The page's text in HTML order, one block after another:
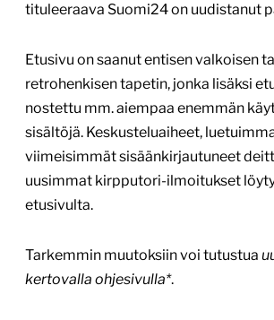
tituleeraava Suomi24 on uudistanut
Etusivu on saanut entisen valkoisen
retrohenkisen tapetin, jonka lisäksi
nostettu mm. aiempaa enemmän
sisältöjä. Keskusteluaiheet,
viimeisimmät sisäänkirjautuneet
uusimmat kirpputori-ilmoitukset
etusivulta.
Tarkemmin muutoksiin voi tutustua
kertovalla ohjesivulla*.